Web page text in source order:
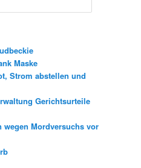
Maske
Strom abstellen und
Gerichtsurteile
wegen Mordversuchs vor